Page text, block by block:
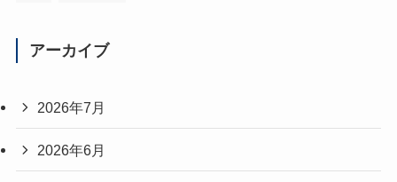
アーカイブ
2026年7月
2026年6月